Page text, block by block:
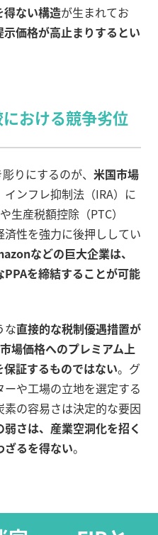
得ない構造が生まれてお
価格が高止まりするとい
おける競争劣位
りにするのが、 米国市場
ンフレ抑制法（IRA）に
生産税額控除（PTC）
性を強力に後押ししてい
などの巨大企業は、
を締結することが可能
な直接的な税制優遇措置が
場価格へのプレミアム上
証するものではない。グ
や工場の立地を選定する
の容易さは決定的な要因
さは、産業空洞化を招く
ざるを得ない。